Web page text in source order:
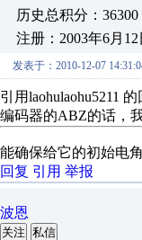
历史总积分：36300
注册：2003年6月12
发表于：2010-12-07
引用laohulaohu5211
编码器的ABZ的话，
能确保给它的初始电
回复 引用 举报
波恩
关注 私信